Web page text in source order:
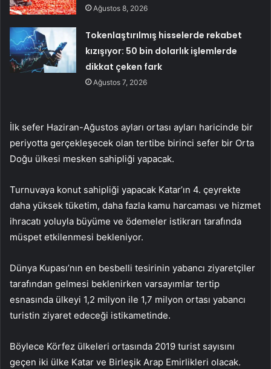
Ağustos 8, 2026
Tokenlaştırılmış hisselerde rekabet
kızışıyor: 50 bin dolarlık işlemlerde
dikkat çeken fark
Ağustos 7, 2026
İlk sefer Haziran-Ağustos ayları ortası ayları haricinde bir
periyotta gerçekleşecek olan tertibe birinci sefer bir Orta
Doğu ülkesi mesken sahipliği yapacak.
Turnuvaya konut sahipliği yapacak Katar’ın 4. çeyrekte
daha yüksek tüketim, daha fazla kamu harcaması ve hizmet
ihracatı yoluyla büyüme ve ödemeler istikrarı tarafında
müspet etkilenmesi bekleniyor.
Dünya Kupası’nın en besbelli tesirinin yabancı ziyaretçiler
tarafından gelmesi beklenirken varsayımlar tertip
esnasında ülkeyi 1,2 milyon ile 1,7 milyon ortası yabancı
turistin ziyaret edeceği istikametinde.
Böylece Körfez ülkeleri ortasında 2019 turist sayısını
geçen iki ülke Katar ve Birleşik Arap Emirlikleri olacak.